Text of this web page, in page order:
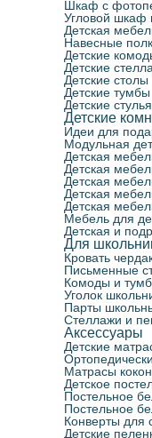
Шкаф с
Угловой шкаф
Детская
Навесные
Детские
Детские
Детские столы
Детские тумбы
Детские стулья
Детские
Идеи для
Модульная
Детская
Детская
Детская
Детская
Детская
Мебель для
Детская и
Для
Кровать
Письменные
Комоды и
Уголок
Парты
Стеллажи и
Аксессуары
Детские
Матрасы
Детское
Постельное
Постельное
Конверты для
Детские